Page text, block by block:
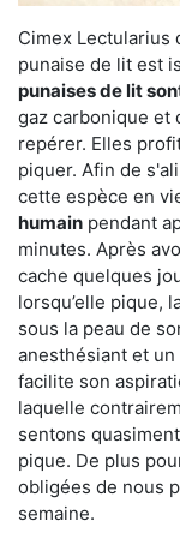
Cimex Lectularius
punaise de lit est
punaises de lit
gaz carbonique et
repérer. Elles
piquer. Afin de
cette espèce en
humain pendant
minutes. Après
cache quelques
lorsqu’elle pique,
sous la peau de
anesthésiant et
facilite son
laquelle
sentons
pique. De plus
obligées de nous
semaine.